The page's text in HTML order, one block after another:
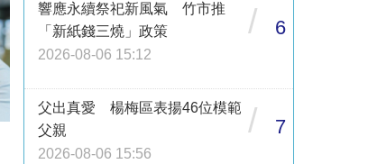
響應永續祭祀新風氣 竹市推
「新紙錢三燒」政策
2026-08-06 15:12
/ 6
父出真愛 楊梅區表揚46位模範
父親
2026-08-06 15:56
/ 7